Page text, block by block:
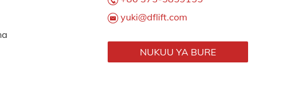
yuki@dflift.com
NUKUU YA BURE